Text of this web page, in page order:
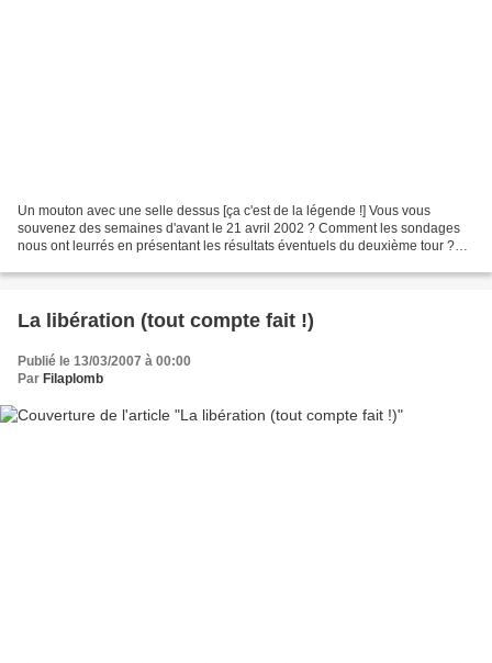
Un mouton avec une selle dessus [ça c'est de la légende !] Vous vous
souvenez des semaines d'avant le 21 avril 2002 ? Comment les sondages
nous ont leurrés en présentant les résultats éventuels du deuxième tour ?
La libération (tout compte fait !)
Publié le 13/03/2007 à 00:00
Par Filaplomb